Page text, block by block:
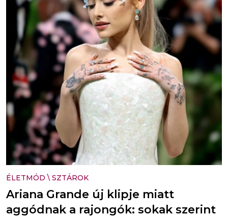
ÉLETMÓD \ SZTÁROK
Ariana Grande új klipje miatt
aggódnak a rajongók: sokak szerint